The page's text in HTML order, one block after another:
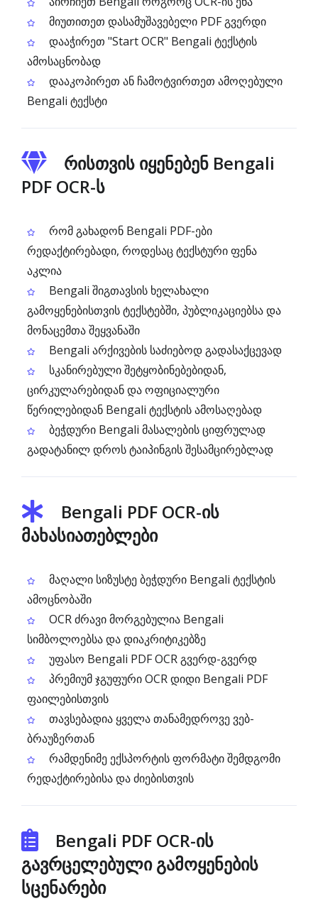
მიუთითეთ დასამუშავებელი PDF გვერდი
დააჭირეთ "Start OCR" Bengali ტექსტის
ამოსაცნობად
დააკოპირეთ ან ჩამოტვირთეთ ამოღებული
Bengali ტექსტი
რისთვის იყენებენ Bengali
PDF OCR-ს
რომ გახადონ Bengali PDF-ები
რედაქტირებადი, როდესაც ტექსტური ფენა
აკლია
Bengali შიგთავსის ხელახალი
გამოყენებისთვის ტექსტებში, პუბლიკაციებსა და
მონაცემთა შეყვანაში
Bengali არქივების საძიებოდ გადასაქცევად
სკანირებული შეტყობინებებიდან,
ცირკულარებიდან და ოფიციალური
წერილებიდან Bengali ტექსტის ამოსაღებად
ბეჭდური Bengali მასალების ციფრულად
გადატანილ დროს ტაიპინგის შესამცირებლად
Bengali PDF OCR-ის
მახასიათებლები
მაღალი სიზუსტე ბეჭდური Bengali ტექსტის
ამოცნობაში
OCR ძრავი მორგებულია Bengali
სიმბოლოებსა და დიაკრიტიკებზე
უფასო Bengali PDF OCR გვერდ-გვერდ
პრემიუმ ჯგუფური OCR დიდი Bengali PDF
ფაილებისთვის
თავსებადია ყველა თანამედროვე ვებ-
ბრაუზერთან
რამდენიმე ექსპორტის ფორმატი შემდგომი
რედაქტირებისა და ძიებისთვის
Bengali PDF OCR-ის
გავრცელებული გამოყენების
სცენარები